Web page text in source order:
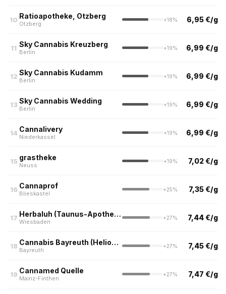
10 Ratioapotheke, Otzberg
Otzberg
+18% 6,95 €/g
11 Sky Cannabis Kreuzberg
Berlin
+19% 6,99 €/g
12 Sky Cannabis Kudamm
Berlin
+19% 6,99 €/g
13 Sky Cannabis Wedding
Berlin
+19% 6,99 €/g
14 Cannalivery
Niederkassel
+19% 6,99 €/g
15 grastheke
Neuss
+19% 7,02 €/g
16 Cannaprof
Blieskastel
+25% 7,35 €/g
17 Herbaluh (Taunus-Apotheke, Wiesbaden)
Wiesbaden
+27% 7,44 €/g
18 Cannabis Bayreuth (Helios Cannabis Bayreuth)
Bayreuth
+27% 7,45 €/g
19 Cannamed Quelle
Mainz-Finthen
+27% 7,47 €/g